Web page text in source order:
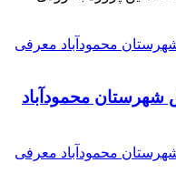
محمودآباد